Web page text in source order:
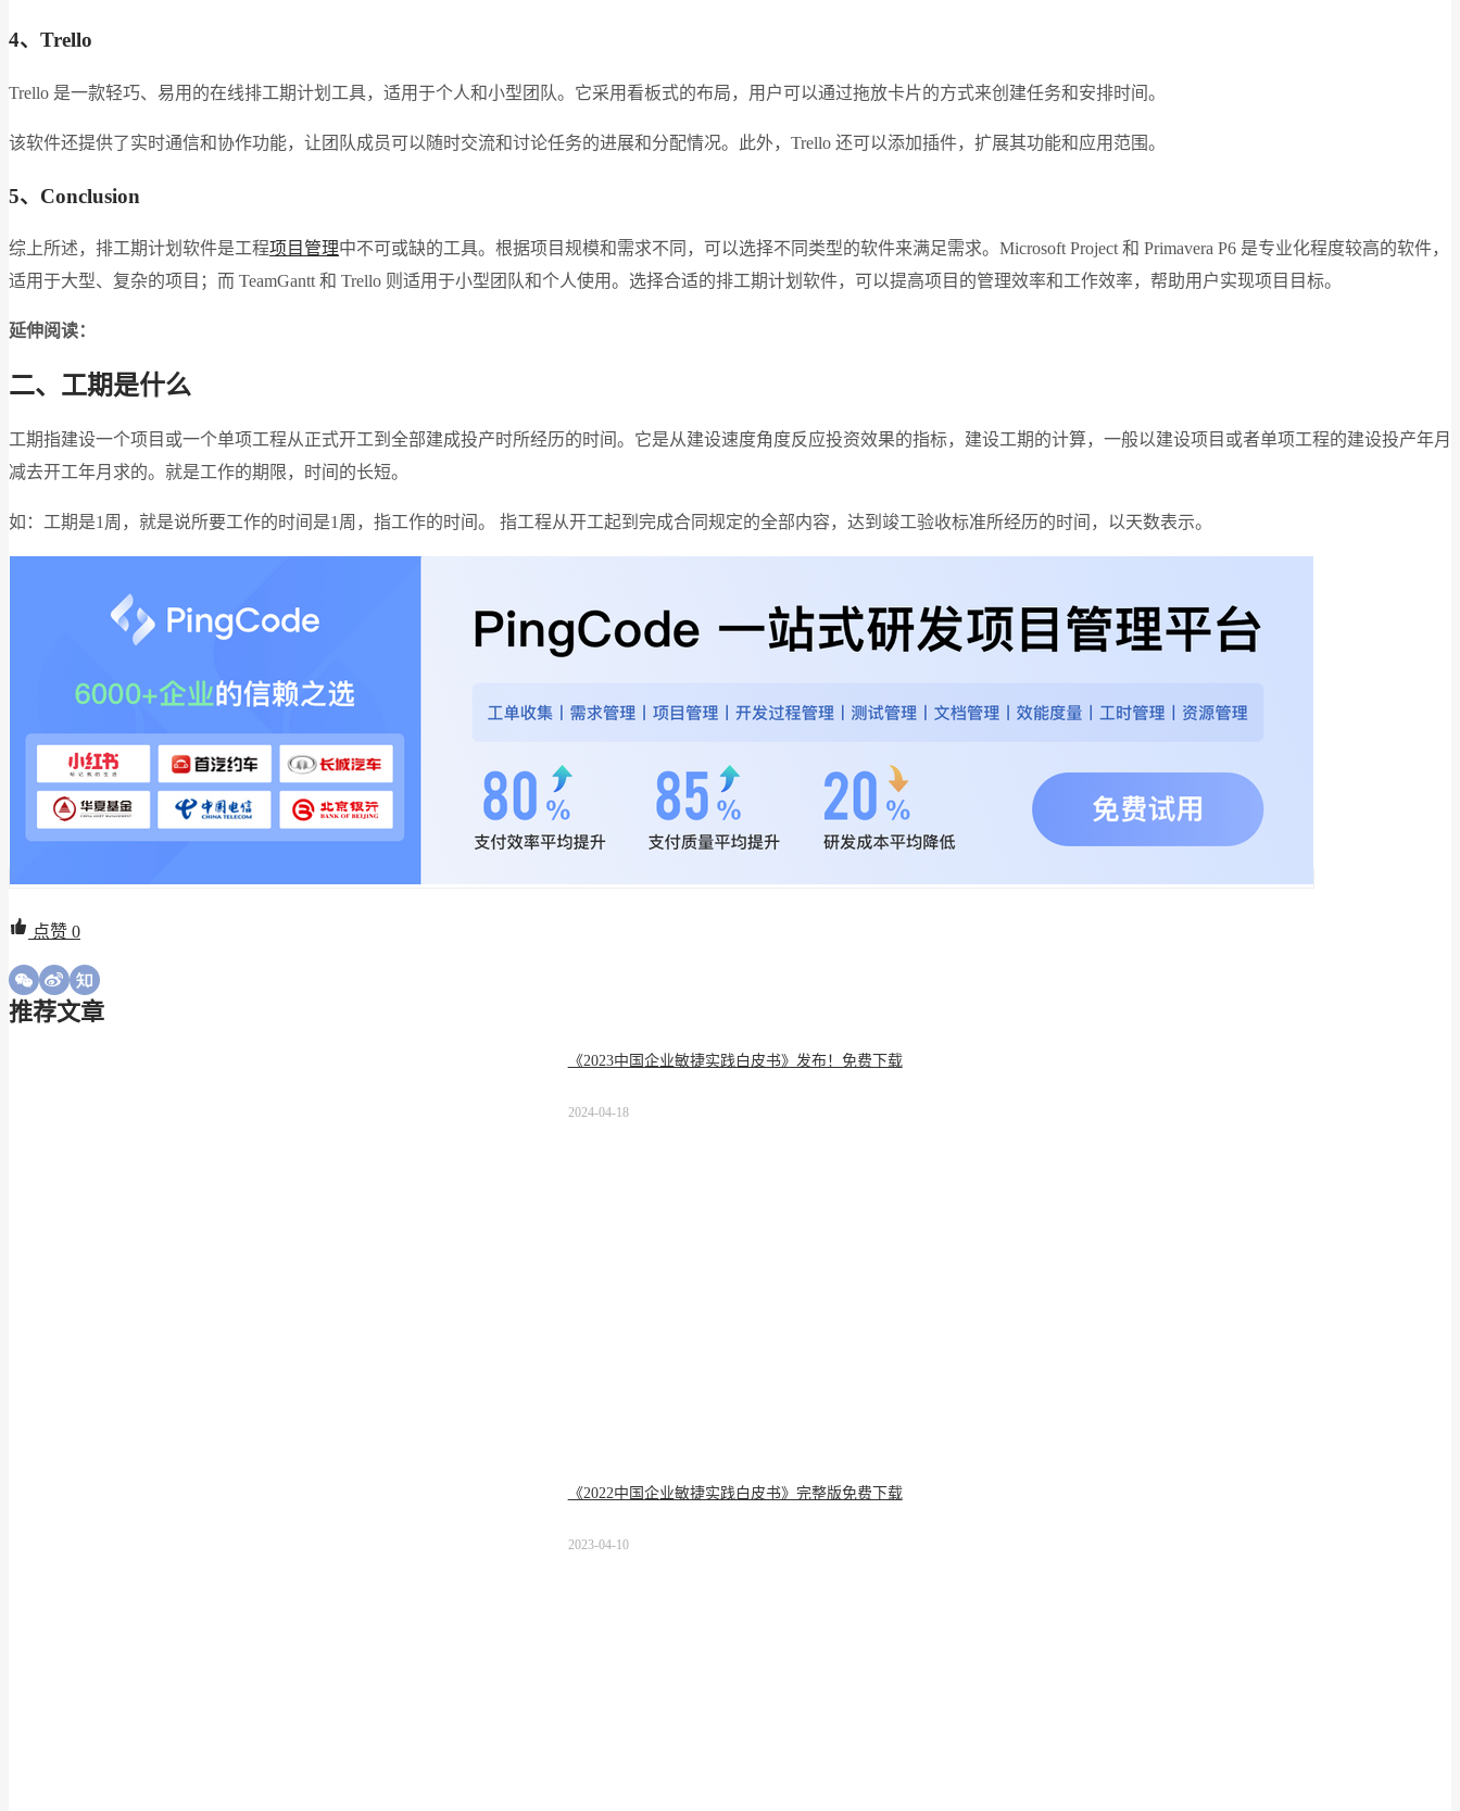
4、Trello
Trello 是一款轻巧、易用的在线排工期计划工具，适用于个人和小型团队。它采用看板式的布局，用户可以通过拖放卡片的方式来创建任务和安排时间。
该软件还提供了实时通信和协作功能，让团队成员可以随时交流和讨论任务的进展和分配情况。此外，Trello 还可以添加插件，扩展其功能和应用范围。
5、Conclusion
综上所述，排工期计划软件是工程项目管理中不可或缺的工具。根据项目规模和需求不同，可以选择不同类型的软件来满足需求。Microsoft Project 和 Primavera P6 是专业化程度较高的软件，
适用于大型、复杂的项目；而 TeamGantt 和 Trello 则适用于小型团队和个人使用。选择合适的排工期计划软件，可以提高项目的管理效率和工作效率，帮助用户实现项目目标。
延伸阅读：
二、工期是什么
工期指建设一个项目或一个单项工程从正式开工到全部建成投产时所经历的时间。它是从建设速度角度反应投资效果的指标，建设工期的计算，一般以建设项目或者单项工程的建设投产年月
减去开工年月求的。就是工作的期限，时间的长短。
如：工期是1周，就是说所要工作的时间是1周，指工作的时间。 指工程从开工起到完成合同规定的全部内容，达到竣工验收标准所经历的时间，以天数表示。
点赞 0
推荐文章
《2023中国企业敏捷实践白皮书》发布！免费下载
2024-04-18
《2022中国企业敏捷实践白皮书》完整版免费下载
2023-04-10